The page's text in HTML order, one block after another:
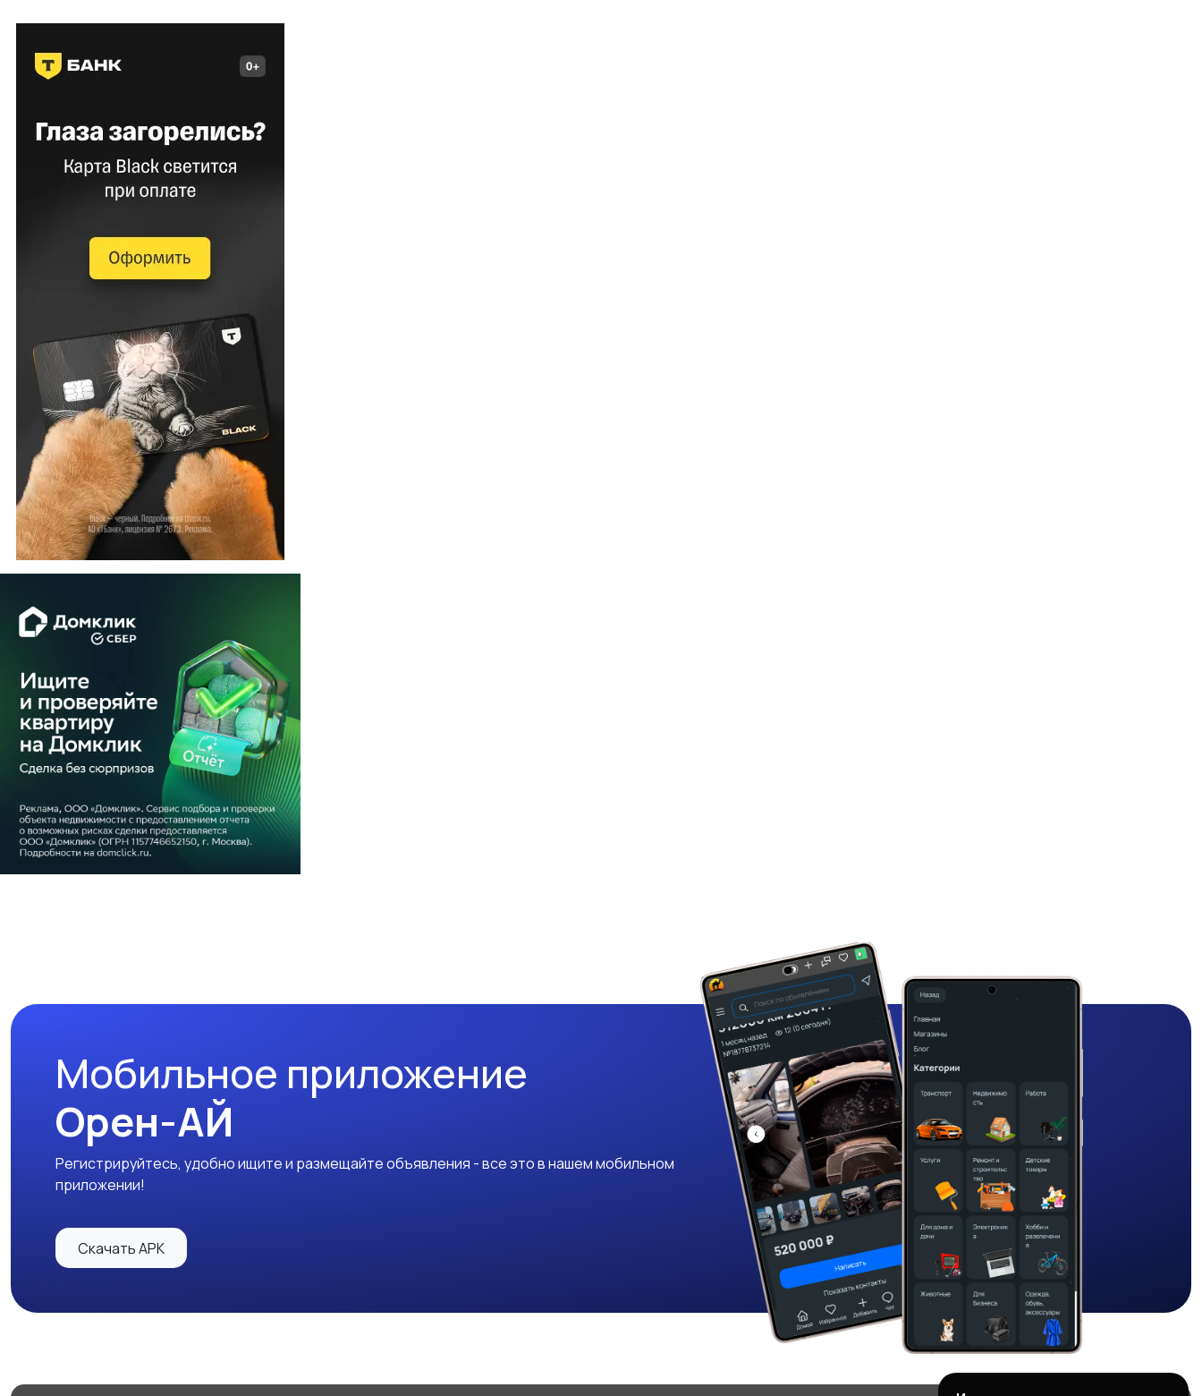
Мобильное приложение
Орен-АЙ
Регистрируйтесь, удобно ищите и размещайте объявления - все это в нашем мобильном
приложении!
Скачать APK